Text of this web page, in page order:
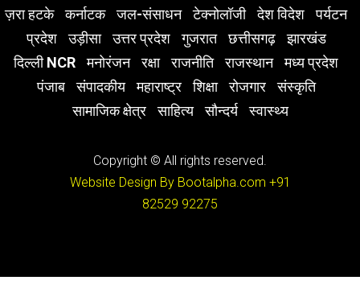
ज़रा हटके
कर्नाटक जल-संसाधन टेक्नोलॉजी देश विदेश
पर्यटन
प्रदेश
उड़ीसा उत्तर प्रदेश गुजरात छत्तीसगढ़
झारखंड
दिल्ली NCR
मनोरंजन रक्षा राजनीति राजस्थान
मध्य प्रदेश
पंजाब
संपादकीय महाराष्ट्र शिक्षा रोजगार
संस्कृति
सामाजिक क्षेत्र
साहित्य सौन्दर्य स्वास्थ्य
Copyright © All rights reserved.
Website Design By Bootalpha.com +91
82529 92275